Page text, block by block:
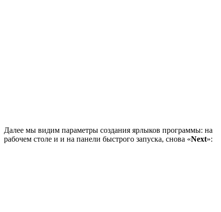
Далее мы видим параметры создания ярлыков программы: на
рабочем столе и и на панели быстрого запуска, снова «Next»: